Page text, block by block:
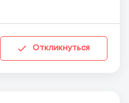
Откликнуться